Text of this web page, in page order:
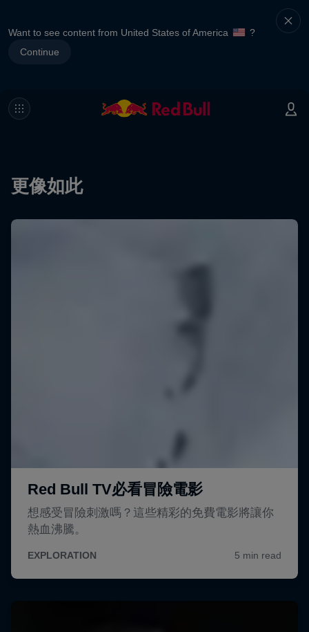
Want to see content from United States of America
?
Continue
更像如此